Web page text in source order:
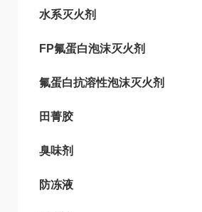
水系灭火剂
FP氟蛋白泡沫灭火剂
氟蛋白抗溶性泡沫灭火剂
田菁胶
臭味剂
防冻液